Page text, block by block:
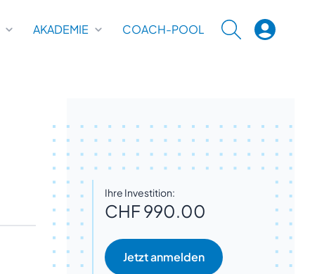
AKADEMIE COACH-POOL SUCHE
Ihre Investition:
CHF 990.00